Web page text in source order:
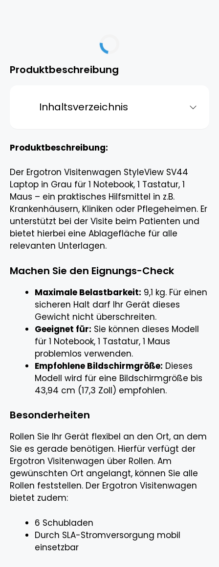
Produktbeschreibung
Inhaltsverzeichnis
Produktbeschreibung:
Der Ergotron Visitenwagen StyleView SV44
Laptop in Grau für 1 Notebook, 1 Tastatur, 1
Maus – ein praktisches Hilfsmittel in z.B.
Krankenhäusern, Kliniken oder Pflegeheimen. Er
unterstützt bei der Visite beim Patienten und
bietet hierbei eine Ablagefläche für alle
relevanten Unterlagen.
Machen Sie den Eignungs-Check
Maximale Belastbarkeit: 9,1 kg. Für einen
sicheren Halt darf Ihr Gerät dieses
Gewicht nicht überschreiten.
Geeignet für: Sie können dieses Modell
für 1 Notebook, 1 Tastatur, 1 Maus
problemlos verwenden.
Empfohlene Bildschirmgröße: Dieses
Modell wird für eine Bildschirmgröße bis
43,94 cm (17,3 Zoll) empfohlen.
Besonderheiten
Rollen Sie Ihr Gerät flexibel an den Ort, an dem
Sie es gerade benötigen. Hierfür verfügt der
Ergotron Visitenwagen über Rollen. Am
gewünschten Ort angelangt, können Sie alle
Rollen feststellen. Der Ergotron Visitenwagen
bietet zudem:
6 Schubladen
Durch SLA-Stromversorgung mobil
einsetzbar